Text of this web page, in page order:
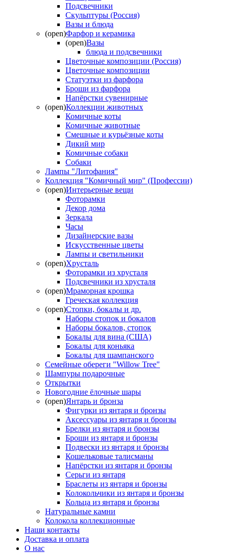
Подсвечники
Скульптуры (Россия)
Вазы и блюда
(open)Фарфор и керамика
(open)Вазы
блюда и подсвечники
Цветочные композиции (Россия)
Цветочные композиции
Статуэтки из фарфора
Броши из фарфора
Напёрстки сувенирные
(open)Коллекции животных
Комичные коты
Комичные животные
Смешные и курьёзные коты
Дикий мир
Комичные собаки
Собаки
Лампы "Литофания"
Коллекция "Комичный мир" (Профессии)
(open)Интерьерные вещи
Фоторамки
Декор дома
Зеркала
Часы
Дизайнерские вазы
Искусственные цветы
Лампы и светильники
(open)Хрусталь
Фоторамки из хрусталя
Подсвечники из хрусталя
(open)Мраморная крошка
Греческая коллекция
(open)Стопки, бокалы и др.
Наборы стопок и бокалов
Наборы бокалов, стопок
Бокалы для вина (США)
Бокалы для коньяка
Бокалы для шампанского
Семейные обереги "Willow Tree"
Шампуры подарочные
Открытки
Новогодние ёлочные шары
(open)Янтарь и бронза
Фигурки из янтаря и бронзы
Аксессуары из янтаря и бронзы
Брелки из янтаря и бронзы
Броши из янтаря и бронзы
Подвески из янтаря и бронзы
Кошельковые талисманы
Напёрстки из янтаря и бронзы
Серьги из янтаря
Браслеты из янтаря и бронзы
Колокольчики из янтаря и бронзы
Кольца из янтаря и бронзы
Натуральные камни
Колокола коллекционные
Наши контакты
Доставка и оплата
О нас